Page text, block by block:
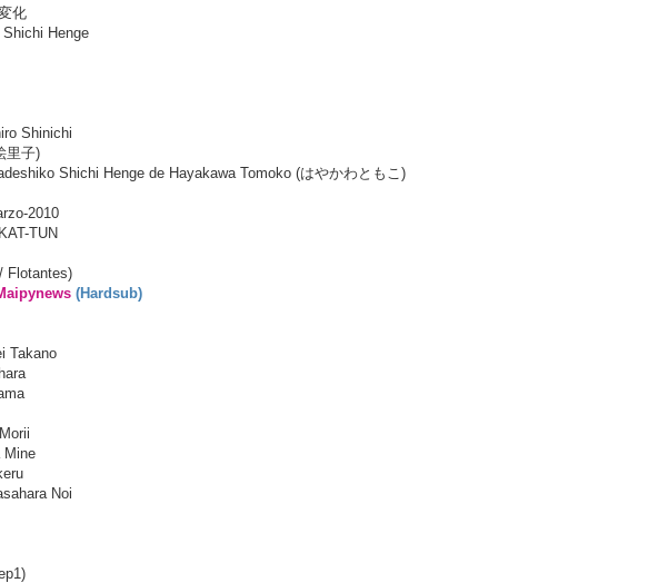
化
Henge
Shinichi
里子)
Shichi Henge de Hayakawa Tomoko (はやかわともこ)
2010
TUN
Flotantes)
(Hardsub)
Takano
Mine
Noi